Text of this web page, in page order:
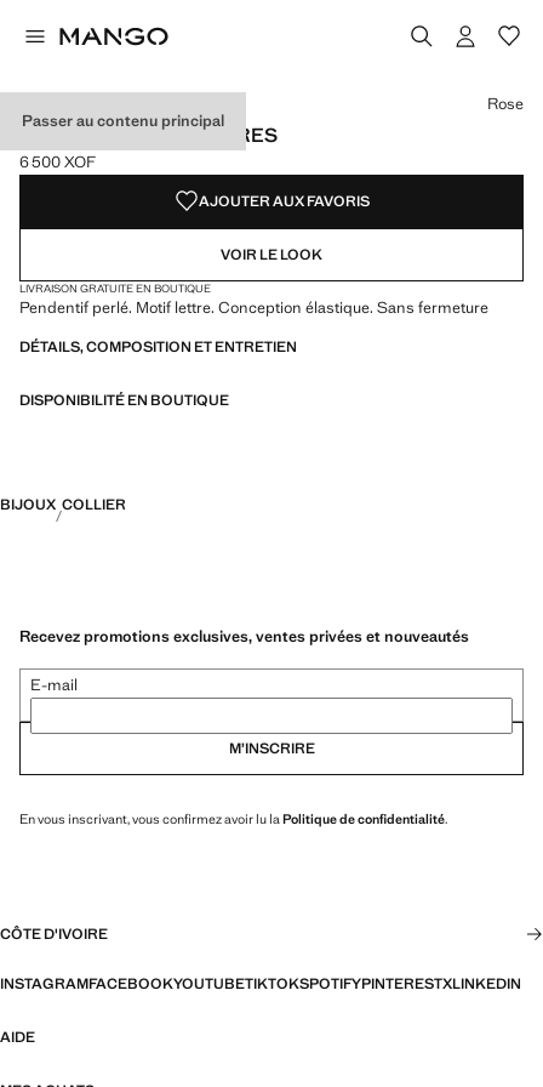
Passer au contenu principal
COLLIER PERLES LETTRES
Prix actuel [6 500 XOF ]
6 500 XOF
Choisissez une couleur
Couleur Jaune
Couleur Vert d´eau
Couleur Violet clair/pastel
Rose
AJOUTER AUX FAVORIS
VOIR LE LOOK
LIVRAISON GRATUITE EN BOUTIQUE
Pendentif perlé. Motif lettre. Conception élastique. Sans fermeture
DÉTAILS, COMPOSITION ET ENTRETIEN
DISPONIBILITÉ EN BOUTIQUE
BIJOUX COLLIER
Recevez promotions exclusives, ventes privées et nouveautés
E-mail
M’INSCRIRE
En vous inscrivant, vous confirmez avoir lu la Politique de confidentialité.
CÔTE D'IVOIRE
INSTAGRAMFACEBOOKYOUTUBETIKTOKSPOTIFYPINTERESTXLINKEDIN
AIDE